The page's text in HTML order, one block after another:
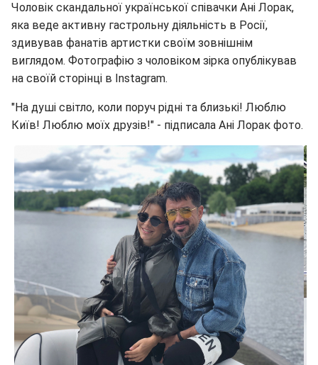
Чоловік скандальної української співачки Ані Лорак,
яка веде активну гастрольну діяльність в Росії,
здивував фанатів артистки своїм зовнішнім
виглядом. Фотографію з чоловіком зірка опублікував
на своїй сторінці в Instagram.
"На душі світло, коли поруч рідні та близькі! Люблю
Київ! Люблю моїх друзів!" - підписала Ані Лорак фото.